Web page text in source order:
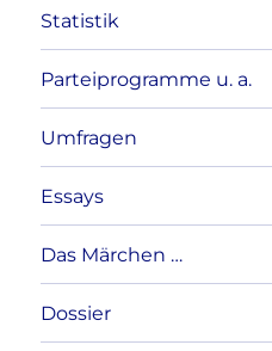
Statistik
Parteiprogramme u. a.
Umfragen
Essays
Das Märchen …
Dossier